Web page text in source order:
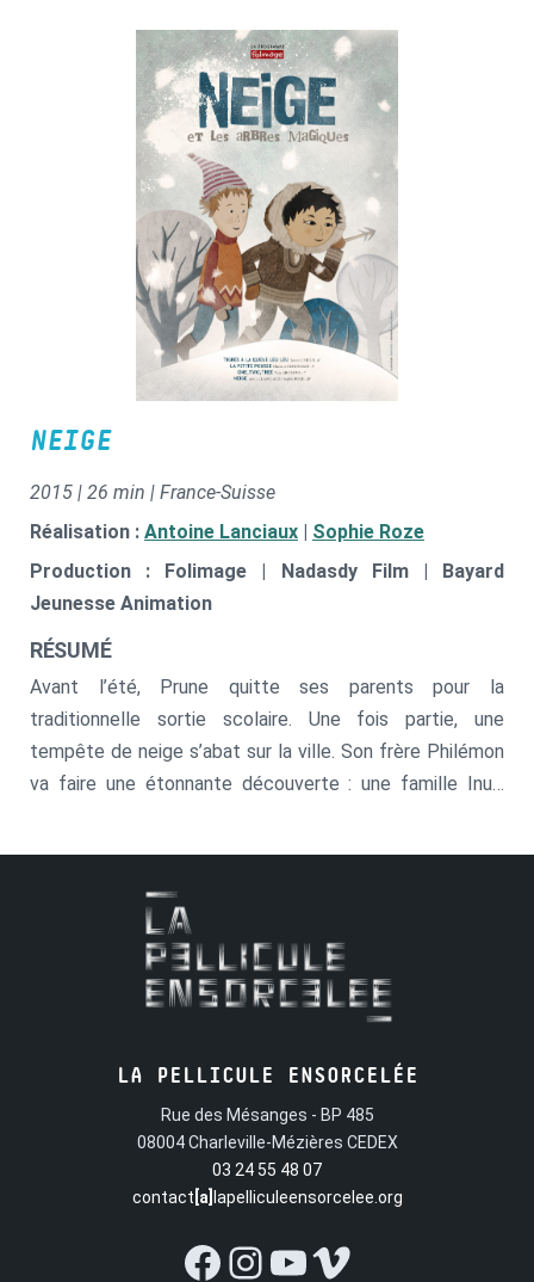
NEIGE
2015 | 26 min | France-Suisse
Réalisation : Antoine Lanciaux | Sophie Roze
Production : Folimage | Nadasdy Film | Bayard
Jeunesse Animation
RÉSUMÉ
Avant l’été, Prune quitte ses parents pour la
traditionnelle sortie scolaire. Une fois partie, une
tempête de neige s’abat sur la ville. Son frère Philémon
va faire une étonnante découverte : une famille Inuit
LA PELLICULE ENSORCELÉE
Rue des Mésanges - BP 485
08004 Charleville-Mézières CEDEX
03 24 55 48 07
contact [a] lapelliculeensorcelee.org
Facebook
Instagram
YouTube
Vimeo